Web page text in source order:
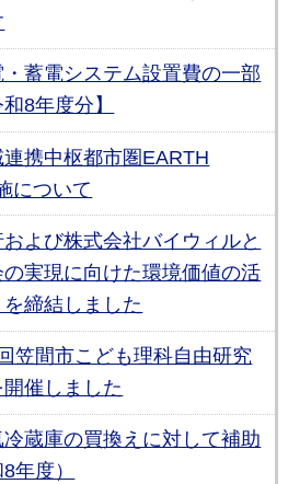
蓄電システム設置費の一部
8年度分】
携中枢都市圏EARTH
について
よび株式会社バイウィルと
の実現に向けた環境価値の活
締結しました
笠間市こども理科自由研究
催しました
蔵庫の買換えに対して補助
年度）